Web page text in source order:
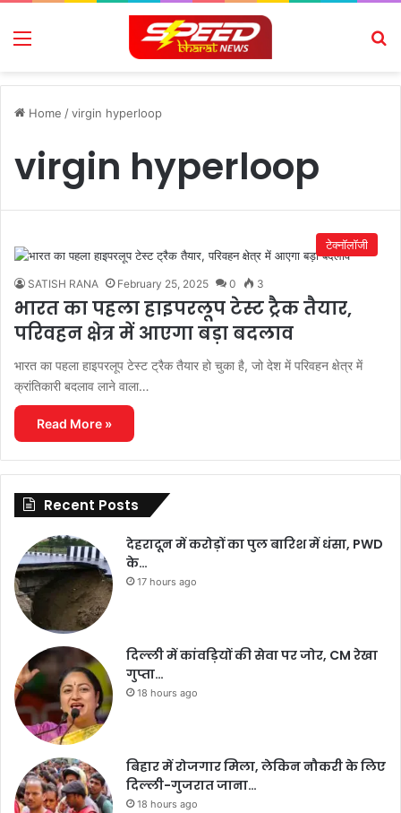
Menu
Home /virgin hyperloop
virgin hyperloop
टेक्नॉलॉजी
SATISH RANA February 25, 2025 0 3
भारत का पहला हाइपरलूप टेस्ट ट्रैक तैयार,
परिवहन क्षेत्र में आएगा बड़ा बदलाव
भारत का पहला हाइपरलूप टेस्ट ट्रैक तैयार हो चुका है, जो देश में परिवहन क्षेत्र में
क्रांतिकारी बदलाव लाने वाला…
Read More »
Recent Posts
देहरादून में करोड़ों का पुल बारिश में धंसा, PWD
के…
17 hours ago
दिल्ली में कांवड़ियों की सेवा पर जोर, CM रेखा
गुप्ता…
18 hours ago
बिहार में रोजगार मिला, लेकिन नौकरी के लिए
दिल्ली-गुजरात जाना…
18 hours ago